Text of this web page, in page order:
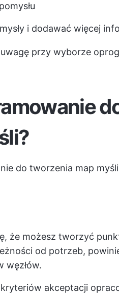
i dodawać więcej
przy wyborze
do tworzenia map
że możesz tworzyć
od potrzeb,
węzłów.
akceptacji